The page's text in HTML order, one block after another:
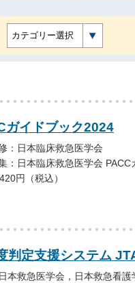
カテゴリー選択
ガイドブック2024
日本臨床救急医学会
日本臨床救急医学会 PACC
円（税込）
判定支援システム
本救急医学会，日本救急看